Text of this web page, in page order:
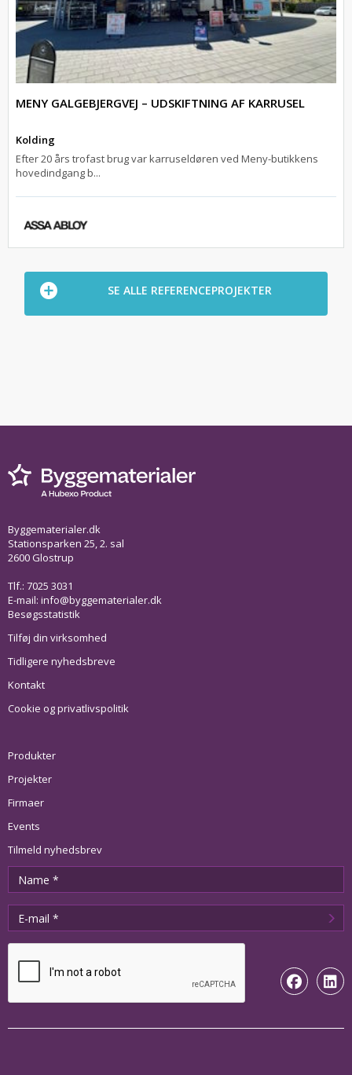
MENY GALGEBJERGVEJ – UDSKIFTNING AF KARRUSEL
Kolding
Efter 20 års trofast brug var karruseldøren ved Meny-butikkens
hovedindgang b...
SE ALLE REFERENCEPROJEKTER
Byggematerialer.dk
Stationsparken 25, 2. sal
2600 Glostrup
Tlf.: 7025 3031
E-mail: info@byggematerialer.dk
Besøgsstatistik
Tilføj din virksomhed
Tidligere nyhedsbreve
Kontakt
Cookie og privatlivspolitik
Produkter
Projekter
Firmaer
Events
Tilmeld nyhedsbrev